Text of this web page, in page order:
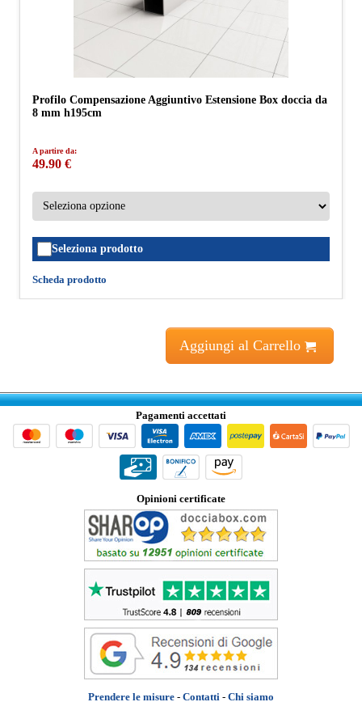
Profilo Compensazione Aggiuntivo Estensione Box doccia da
8 mm h195cm
A partire da:
49.90 €
Seleziona prodotto
Scheda prodotto
Aggiungi al Carrello
Pagamenti accettati
Opinioni certificate
Prendere le misure - Contatti - Chi siamo